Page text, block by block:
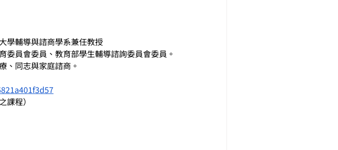
學輔導與諮商學系兼任教授
員會委員、教育部學生輔導諮詢委員會委員。
、同志與家庭諮商。
程）